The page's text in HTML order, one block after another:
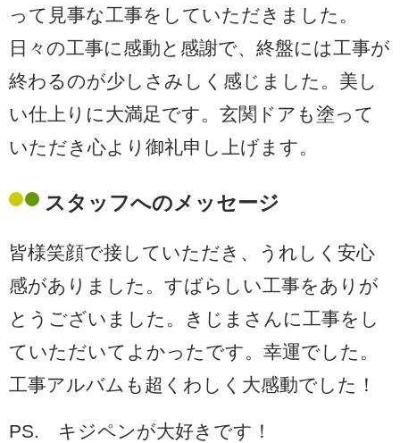
って見事な工事をしていただきました。
日々の工事に感動と感謝で、終盤には工事が
終わるのが少しさみしく感じました。美し
い仕上りに大満足です。玄関ドアも塗って
いただき心より御礼申し上げます。
スタッフへのメッセージ
皆様笑顔で接していただき、うれしく安心
感がありました。すばらしい工事をありが
とうございました。きじまさんに工事をし
ていただいてよかったです。幸運でした。
工事アルバムも超くわしく大感動でした！
PS. キジペンが大好きです！